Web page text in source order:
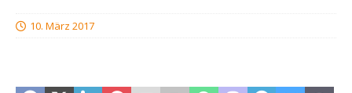
10. März 2017